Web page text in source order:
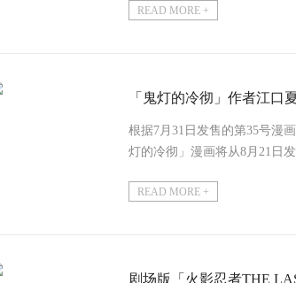
READ MORE +
「鬼灯的冷彻」作者江口
根据7月31日发售的第35号漫
灯的冷彻」漫画将从8月21日
READ MORE +
剧场版「火影忍者THE